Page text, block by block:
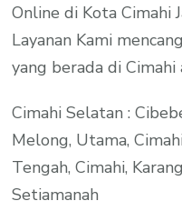
Online di Kota Cimahi
Layanan Kami
yang berada di Cimahi
Cimahi Selatan :
Melong, Utama,
Tengah, Cimahi,
Setiamanah